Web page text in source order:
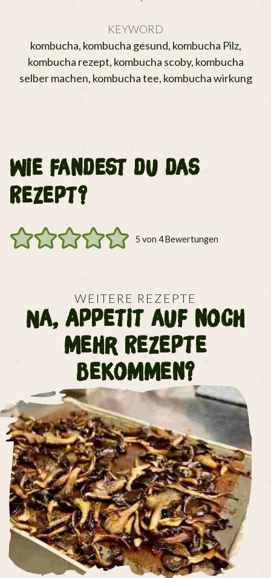
KEYWORD
kombucha, kombucha gesund, kombucha Pilz,
kombucha rezept, kombucha scoby, kombucha
selber machen, kombucha tee, kombucha wirkung
Wie fandest du das
Rezept?
5 von 4Bewertungen
WEITERE REZEPTE
Na, Appetit auf noch
mehr Rezepte
bekommen?